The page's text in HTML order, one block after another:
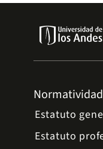
Estatuto
Estatuto